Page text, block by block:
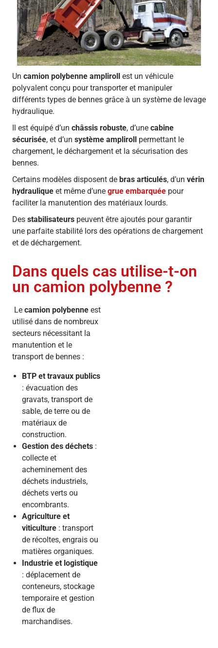
Un camion polybenne ampliroll est un véhicule
polyvalent conçu pour transporter et manipuler
différents types de bennes grâce à un système de levage
hydraulique.
Il est équipé d’un châssis robuste, d’une cabine
sécurisée, et d’un système ampliroll permettant le
chargement, le déchargement et la sécurisation des
bennes.
Certains modèles disposent de bras articulés, d’un vérin
hydraulique et même d’une grue embarquée pour
faciliter la manutention des matériaux lourds.
Des stabilisateurs peuvent être ajoutés pour garantir
une parfaite stabilité lors des opérations de chargement
et de déchargement.
Dans quels cas utilise-t-on
un camion polybenne ?
Le camion polybenne est
utilisé dans de nombreux
secteurs nécessitant la
manutention et le
transport de bennes :
BTP et travaux publics
: évacuation des
gravats, transport de
sable, de terre ou de
matériaux de
construction.
Gestion des déchets :
collecte et
acheminement des
déchets industriels,
déchets verts ou
encombrants.
Agriculture et
viticulture : transport
de récoltes, engrais ou
matières organiques.
Industrie et logistique
: déplacement de
conteneurs, stockage
temporaire et gestion
de flux de
marchandises.